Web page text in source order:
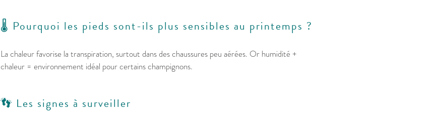
🌡️ Pourquoi les pieds sont-ils plus sensibles au printemps ?
La chaleur favorise la transpiration, surtout dans des chaussures peu aérées. Or humidité +
chaleur = environnement idéal pour certains champignons.
👣 Les signes à surveiller